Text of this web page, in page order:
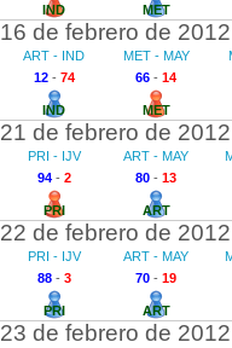
IND MET
16 de febrero de 2012
ART - IND
12- 74
IND
MET - MAY
66 - 14
MET
21 de febrero de 2012
PRI - IJV
94- 2
PRI
ART - MAY
80 - 13
ART
22 de febrero de 2012
PRI - IJV
88- 3
PRI
ART - MAY
70 - 19
ART
23 de febrero de 2012